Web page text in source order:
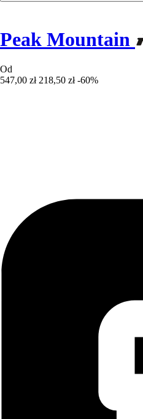
Peak Mountain
Od
547,00 zł 218,50 zł -60%